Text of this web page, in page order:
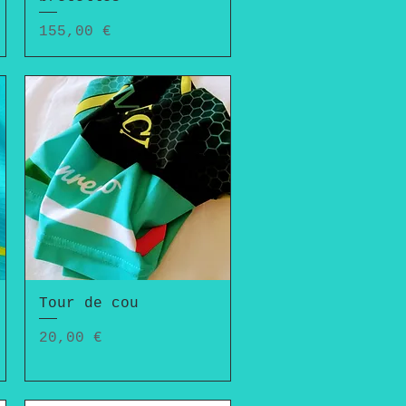
Prix
155,00 €
Aperçu rapide
Tour de cou
Prix
20,00 €